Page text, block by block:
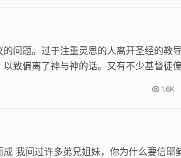
问题。过于注重灵恩的人离开圣经的教
致偏离了神与神的话。又有不少基督徒
1.6K
我问过许多弟兄姐妹，你为什么要信耶